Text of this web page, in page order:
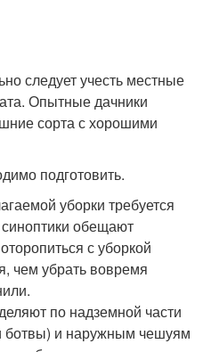
следует учесть местные
Опытные дачники
сорта с хорошими
подготовить.
уборки требуется
обещают
с уборкой
чем убрать вовремя
по надземной части
ботвы) и наружным чешуям